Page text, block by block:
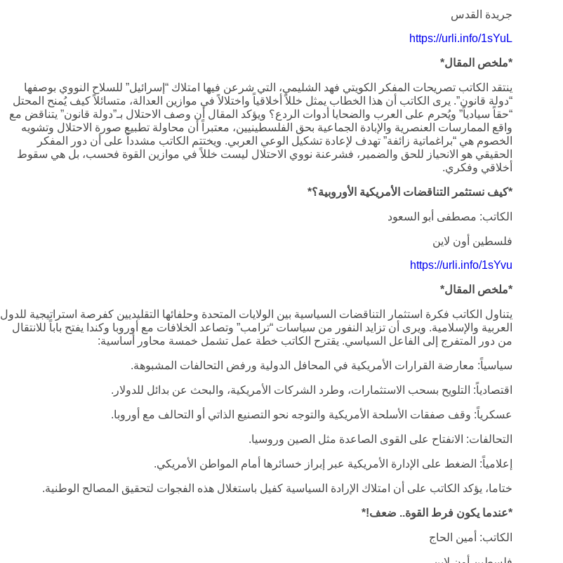
جريدة القدس
https://urli.info/1sYuL
*ملخص المقال*
ينتقد الكاتب تصريحات المفكر الكويتي فهد الشليمي، التي شرعن فيها امتلاك “إسرائيل” للسلاح النووي بوصفها
“دولة قانون”. يرى الكاتب أن هذا الخطاب يمثل خللاً أخلاقياً واختلالاً في موازين العدالة، متسائلاً كيف يُمنح المحتل
“حقاً سيادياً” ويُحرم على العرب والضحايا أدوات الردع؟ ويؤكد المقال أن وصف الاحتلال بـ”دولة قانون” يتناقض مع
واقع الممارسات العنصرية والإبادة الجماعية بحق الفلسطينيين، معتبراً أن محاولة تطبيع صورة الاحتلال وتشويه
الخصوم هي “براغماتية زائفة” تهدف لإعادة تشكيل الوعي العربي. ويختتم الكاتب مشدداً على أن دور المفكر
الحقيقي هو الانحياز للحق والضمير، فشرعنة نووي الاحتلال ليست خللاً في موازين القوة فحسب، بل هي سقوط
أخلاقي وفكري.
*كيف نستثمر التناقضات الأمريكية الأوروبية؟*
الكاتب: مصطفى أبو السعود
فلسطين أون لاين
https://urli.info/1sYvu
*ملخص المقال*
يتناول الكاتب فكرة استثمار التناقضات السياسية بين الولايات المتحدة وحلفائها التقليديين كفرصة استراتيجية للدول
العربية والإسلامية. ويرى أن تزايد النفور من سياسات “ترامب” وتصاعد الخلافات مع أوروبا وكندا يفتح باباً للانتقال
من دور المتفرج إلى الفاعل السياسي. يقترح الكاتب خطة عمل تشمل خمسة محاور أساسية:
سياسياً: معارضة القرارات الأمريكية في المحافل الدولية ورفض التحالفات المشبوهة.
اقتصادياً: التلويح بسحب الاستثمارات، وطرد الشركات الأمريكية، والبحث عن بدائل للدولار.
عسكرياً: وقف صفقات الأسلحة الأمريكية والتوجه نحو التصنيع الذاتي أو التحالف مع أوروبا.
التحالفات: الانفتاح على القوى الصاعدة مثل الصين وروسيا.
إعلامياً: الضغط على الإدارة الأمريكية عبر إبراز خسائرها أمام المواطن الأمريكي.
ختاما، يؤكد الكاتب على أن امتلاك الإرادة السياسية كفيل باستغلال هذه الفجوات لتحقيق المصالح الوطنية.
*عندما يكون فرط القوة.. ضعف!*
الكاتب: أمين الحاج